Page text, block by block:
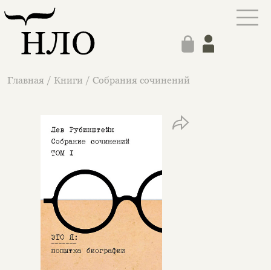
Главная / Книги / Собрания сочинений